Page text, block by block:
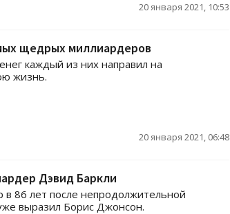
20 января 2021, 10:53
щедрых миллиардеров
каждый из них направил на
жизнь.
20 января 2021, 06:48
Дэвид Баркли
86 лет после непродолжительной
выразил Борис Джонсон.